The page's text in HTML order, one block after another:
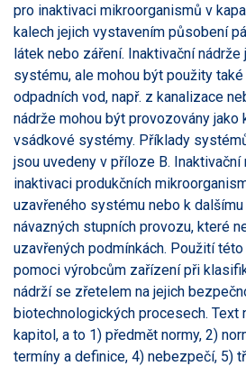
pro inaktivaci mikroorganismů v
kalech jejich vystavením působení
látek nebo záření. Inaktivační
systému, ale mohou být použity
odpadních vod, např. z kanalizace
nádrže mohou být provozovány jako
vsádkové systémy. Příklady
jsou uvedeny v příloze B. Inaktivační
inaktivaci produkčních
uzavřeného systému nebo k
návazných stupních provozu, které
uzavřených podmínkách. Použití
pomoci výrobcům zařízení při
nádrží se zřetelem na jejich
biotechnologických procesech. Text
kapitol, a to 1) předmět normy, 2)
termíny a definice, 4) nebezpečí, 5)